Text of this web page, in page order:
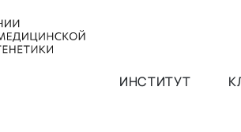
ИНСТИТУТ